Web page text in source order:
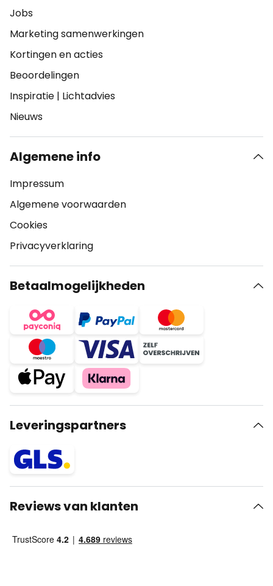
Jobs
Marketing samenwerkingen
Kortingen en acties
Beoordelingen
Inspiratie | Lichtadvies
Nieuws
Algemene info
Impressum
Algemene voorwaarden
Cookies
Privacyverklaring
Betaalmogelijkheden
Leveringspartners
Reviews van klanten